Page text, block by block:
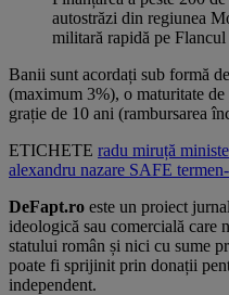
autostrăzi din regiunea
militară rapidă pe
Banii sunt acordați sub formă
(maximum 3%), o maturitate
grație de 10 ani (rambursarea
ETICHETE radu miruță
alexandru nazare SAFE
DeFapt.ro este un proiect
ideologică sau comercială care
statului român și nici cu sume
poate fi sprijinit prin donații
independent.